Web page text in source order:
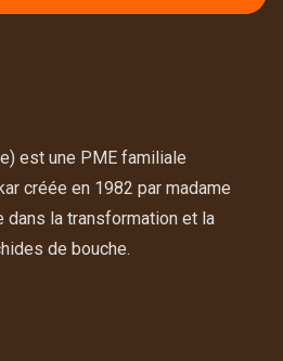
est une PME familiale
créée en 1982 par madame
dans la transformation et la
de bouche.